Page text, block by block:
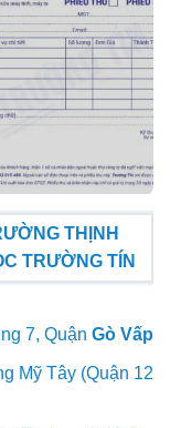
THỊNH
TRƯỜNG TÍN
7, Quận Gò Vấp
Mỹ Tây (Quận 12